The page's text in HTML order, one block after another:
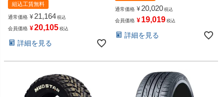
組込工賃無料
通常価格 ¥ 21,164 税込
会員価格 ¥20,105 税込
詳細を見る
通常価格 ¥ 20,020 税込
会員価格 ¥ 19,019 税込
詳細を見る